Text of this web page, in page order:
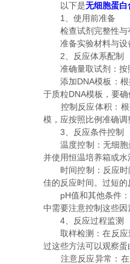
以下是无细胞蛋白
1、使用前准备
检查试剂完整性与有
准备实验材料与设备
2、反应体系配制
准确量取试剂：按照
添加DNA模板：根据
于质粒DNA模板，要确
控制反应体积：根
模，应按照比例准确调
3、反应条件控制
温度控制：无细胞蛋
并使用恒温培养箱或水
时间控制：反应时间
佳的反应时间。过短
pH值和其他条件：
中需要注意控制这些因
4、反应过程监测
取样检测：在反应过
过这些方法可以观察蛋
注意反应异常：在